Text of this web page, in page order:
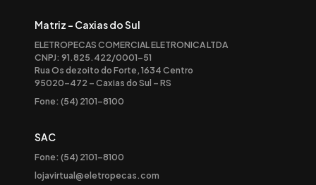
Matriz - Caxias do Sul
ELETROPECAS COMERCIAL ELETRONICA LTDA
CNPJ: 91.825.422/0001-51
Rua Os dezoito do Forte, 1634 Centro
95020-472 – Caxias do Sul – RS
Fone: (54) 2101-8100
SAC
Fone: (54) 2101-8100
lojavirtual@eletropecas.com